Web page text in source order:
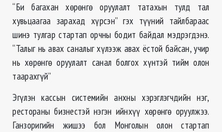
“Би багахан хөрөнгө оруулалт татахын тулд тал
хувьцаагаа зарахад хүрсэн” гэх түүний тайлбараас
шинэ тулгар стартап орчны бодит байдал мэдрэгдэнэ.
“Талыг нь авах саналыг хүлээж авах ёстой байсан, учир
нь хөрөнгө оруулалт санал болгох хүнтэй тийм олон
таарахгүй”
Эгүлэн кассын системийн анхны хэрэглэгчдийн нэг,
рестораны бизнестэй нэгэн ийнхүү хөрөнгө оруулжээ.
Ганзоригийн жишээ бол Монголын олон стартап